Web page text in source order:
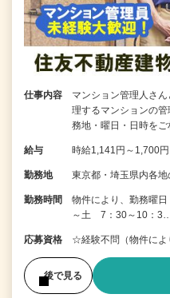
仕事内容
マンション管理人さ
理するマンションの
務地・曜日・日時を
給与 時給1,141円～1,700円
勤務地 東京都・埼玉県内各地
勤務時間
物件により、勤務曜
～土 7：30～10：
応募資格 ☆経験不問（物件によ
後で見る